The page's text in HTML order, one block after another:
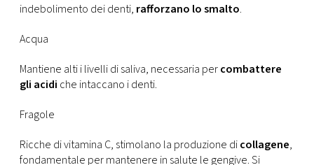
indebolimento dei denti, rafforzano lo smalto.
Acqua
Mantiene alti i livelli di saliva, necessaria percombattere
gli acidi che intaccano i denti.
Fragole
Ricche di vitamina C, stimolano la produzione dicollagene,
fondamentale per mantenere in salute le gengive. Si